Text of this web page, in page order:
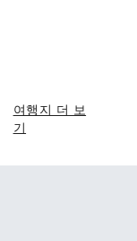
여행지 더 보
기